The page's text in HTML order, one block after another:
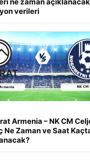
ne zaman
verileri
Armenia – NK CM
Ne Zaman ve Saat